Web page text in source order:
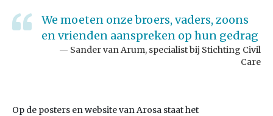
We moeten onze broers, vaders, zoons
en vrienden aanspreken op hun gedrag
Sander van Arum, specialist bij Stichting Civil
Care
Op de posters en website van Arosa staat het